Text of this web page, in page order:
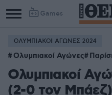
Games
Column
1
Column
2
ΟΛΥΜΠΙΑΚΟΙ ΑΓΩΝΕΣ 2024
Ολυμπιακοί Αγώνες
Ολυμπιακοί
(2-0 τον Μπάεζ)